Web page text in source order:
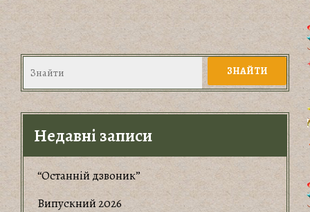
Недавні записи
“Останній дзвоник”
Випускний 2026